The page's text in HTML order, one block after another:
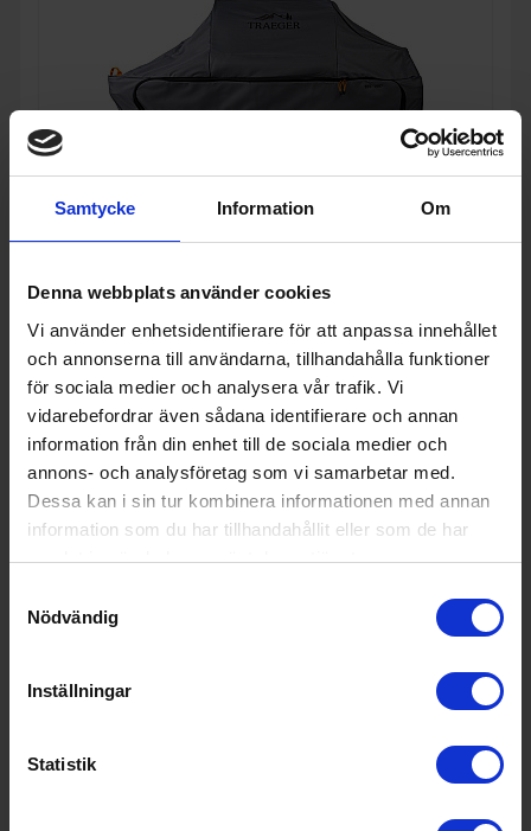
Samtycke Information Om
Denna webbplats använder cookies
Vi använder enhetsidentifierare för att anpassa innehållet
och annonserna till användarna, tillhandahålla funktioner
för sociala medier och analysera vår trafik. Vi
vidarebefordrar även sådana identifierare och annan
information från din enhet till de sociala medier och
annons- och analysföretag som vi samarbetar med.
Dessa kan i sin tur kombinera informationen med annan
information som du har tillhandahållit eller som de har
samlat in när du har använt deras tjänster.
Nödvändig
Inställningar
Statistik
Tillbehör pelletsgrill
TraegerÖverdrag Timberline L
2 290:-
I lager
KÖP